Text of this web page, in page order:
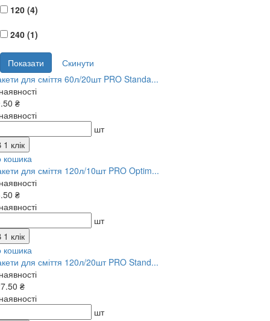
120 (4)
240 (1)
для сміття 60л/20шт PRO Standa...
₴
шт
1 клік
кошика
для сміття 120л/10шт PRO Optim...
₴
шт
1 клік
кошика
для сміття 120л/20шт PRO Stand...
₴
шт